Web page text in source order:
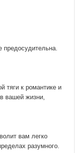
тяги к романтике и
вашей жизни,
вам легко
разумного.